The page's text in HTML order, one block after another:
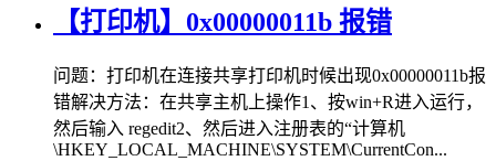
【打印机】0x00000011b 报错
问题：打印机在连接共享打印机时候出现0x00000011b报
错解决方法：在共享主机上操作1、按win+R进入运行，
然后输入 regedit2、然后进入注册表的“计算机
\HKEY_LOCAL_MACHINE\SYSTEM\CurrentCon...